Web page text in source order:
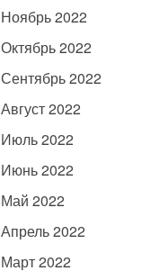
Ноябрь 2022
Октябрь 2022
Сентябрь 2022
Август 2022
Июль 2022
Июнь 2022
Май 2022
Апрель 2022
Март 2022